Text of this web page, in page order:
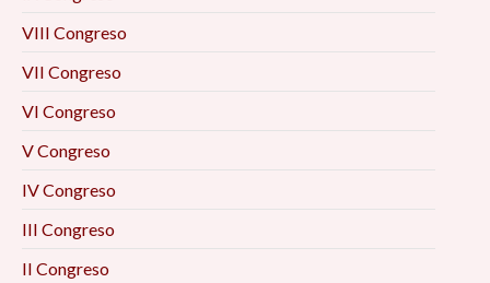
VIII Congreso
VII Congreso
VI Congreso
V Congreso
IV Congreso
III Congreso
II Congreso